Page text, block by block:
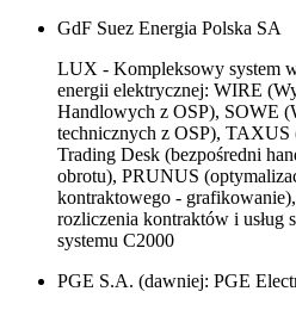
GdF Suez Energia Polska SA
LUX - Kompleksowy system
energii elektrycznej: WIRE
Handlowych z OSP), SOWE
technicznych z OSP), TAXUS
Trading Desk (bezpośredni
obrotu), PRUNUS
kontraktowego -
rozliczenia kontraktów i usług
systemu C2000
PGE S.A. (dawniej: PGE